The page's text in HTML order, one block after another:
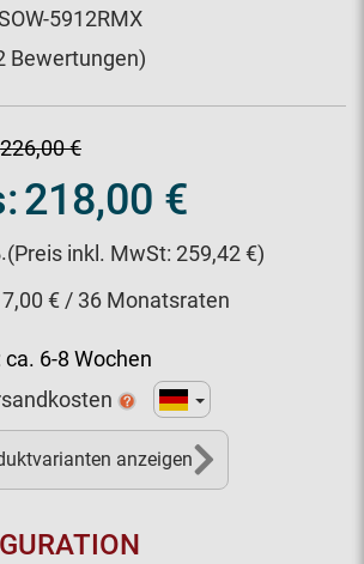
5912RMX
Bewertungen)
226,00 €
218,00 €
(Preis inkl. MwSt: 259,42 €)
€ / 36 Monatsraten
ca. 6-8 Wochen
anzeigen